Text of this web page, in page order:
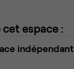
espace :
indépendant